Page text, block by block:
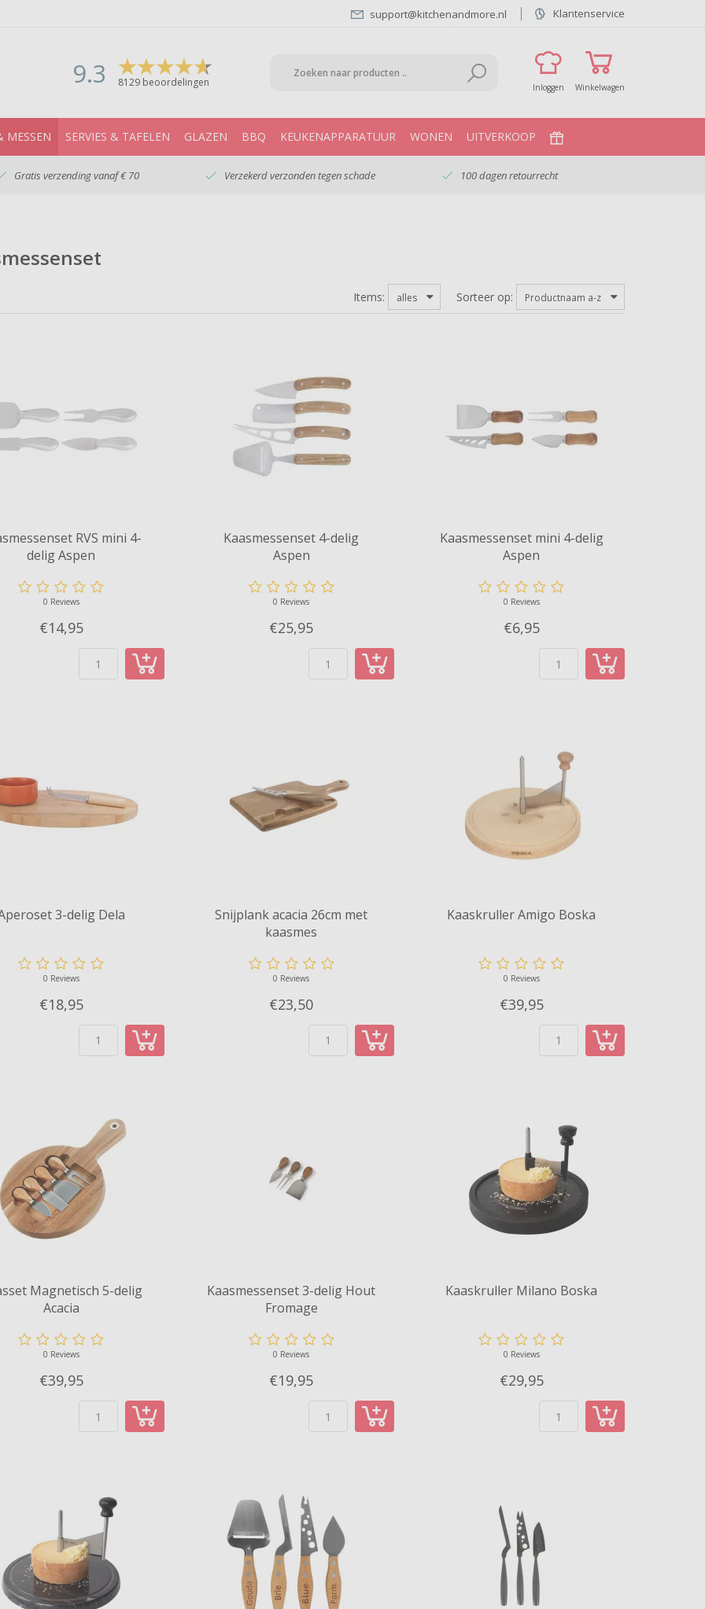
support@kitchenandmore.nl Klantenservice
9.3 8129beoordelingen Inloggen Winkelwagen
MESSEN SERVIES & TAFELEN GLAZEN BBQ KEUKENAPPARATUUR WONEN UITVERKOOP
Gratis verzending vanaf € 70 Verzekerd verzonden tegen schade 100 dagen retourrecht
Sorteer op: Productnaam a-z
Items: alles
RVS mini 4-
delig Aspen
0 Reviews
€14,95
Kaasmessenset 4-delig
Aspen
0 Reviews
€25,95
Kaasmessenset mini 4-delig
Aspen
0 Reviews
€6,95
3-delig Dela
0 Reviews
€18,95
Snijplank acacia 26cm met
kaasmes
0 Reviews
€23,50
Kaaskruller Amigo Boska
0 Reviews
€39,95
Magnetisch 5-delig
Acacia
0 Reviews
€39,95
Kaasmessenset 3-delig Hout
Fromage
0 Reviews
€19,95
Kaaskruller Milano Boska
0 Reviews
€29,95